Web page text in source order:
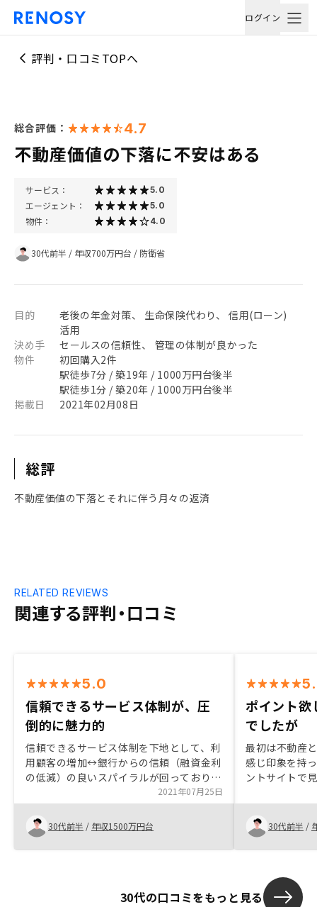
ログイン
評判・口コミTOPへ
総合評価： 4.7
不動産価値の下落に不安はある
サービス： 5.0
エージェント： 5.0
物件： 4.0
30代前半 / 年収700万円台 / 防衛省
目的
老後の年金対策、 生命保険代わり、 信用(ローン)
活用
決め手
セールスの信頼性、 管理の体制が良かった
物件
初回購入2件
駅徒歩7分 / 築19年 / 1000万円台後半
駅徒歩1分 / 築20年 / 1000万円台後半
掲載日
2021年02月08日
総評
不動産価値の下落とそれに伴う月々の返済
関連する評判・口コミ
RELATED REVIEWS
5.0
信頼できるサービス体制が、圧
倒的に魅力的
信頼できるサービス体制を下地として、利
用顧客の増加↔銀行からの信頼（融資金利
の低減）の良いスパイラルが回っており、
他社比較すると圧倒的に魅力を感じる。
2021年07月25日
30代前半 / 年収1500万円台
ポイント欲
でしたが
最初は不動産
感じ印象を持
ントサイトで
ました。しか
変わり、また
リスク・ベネ
られたので、
30代前半 /
30代の口コミをもっと見る